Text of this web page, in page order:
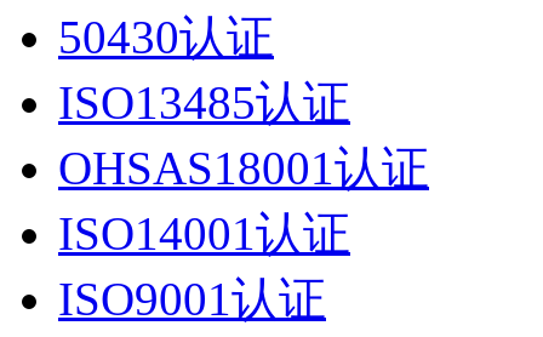
50430认证
ISO13485认证
OHSAS18001认证
ISO14001认证
ISO9001认证